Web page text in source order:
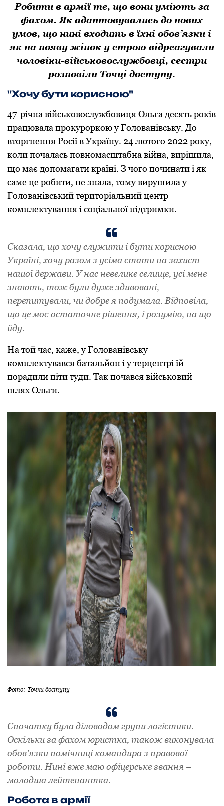
Робити в армії те, що вони уміють за
фахом. Як адаптовувались до нових
умов, що нині входить в їхні обов’язки і
як на появу жінок у строю відреагували
чоловіки-військовослужбовці, сестри
розповіли Точці доступу.
"Хочу бути корисною"
47-річна військовослужбовиця Ольга десять років
працювала прокуроркою у Голованівську. До
вторгнення Росії в Україну. 24 лютого 2022 року,
коли почалась повномасштабна війна, вирішила,
що має допомагати країні. З чого починати і як
саме це робити, не знала, тому вирушила у
Голованівський територіальний центр
комплектування і соціальної підтримки.
Сказала, що хочу служити і бути корисною
Україні, хочу разом з усіма стати на захист
нашої держави. У нас невелике селище, усі мене
знають, тож були дуже здивовані,
перепитували, чи добре я подумала. Відповіла,
що це моє остаточне рішення, і розумію, на що
йду.
На той час, каже, у Голованівську
комплектувався батальйон і у терцентрі їй
порадили піти туди. Так почався військовий
шлях Ольги.
Фото: Точки доступу
Спочатку була діловодом групи логістики.
Оскільки за фахом юристка, також виконувала
обов'язки помічниці командира з правової
роботи. Нині вже маю офіцерське звання –
молодша лейтенантка.
Робота в армії